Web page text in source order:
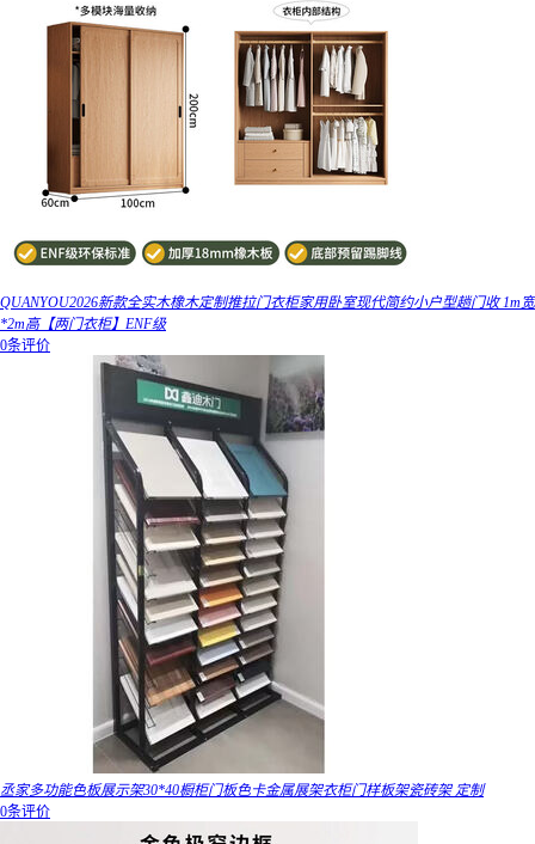
QUANYOU2026新款全实木橡木定制推拉门衣柜家用卧室现代简约小户型趟门收 1m宽
*2m高【两门衣柜】ENF级
0条评价
丞家多功能色板展示架30*40橱柜门板色卡金属展架衣柜门样板架瓷砖架 定制
0条评价